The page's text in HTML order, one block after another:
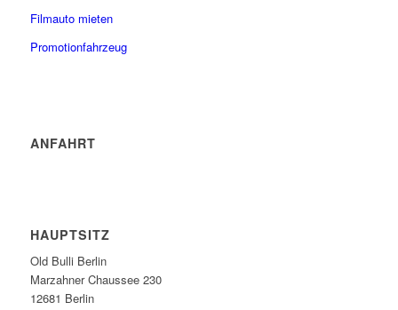
Filmauto mieten
Promotionfahrzeug
ANFAHRT
HAUPTSITZ
Old Bulli Berlin
Marzahner Chaussee 230
12681 Berlin